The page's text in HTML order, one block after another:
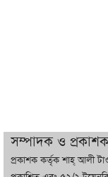
সম্পাদক ও
প্রকাশক কর্তৃক শাহ্ আলী